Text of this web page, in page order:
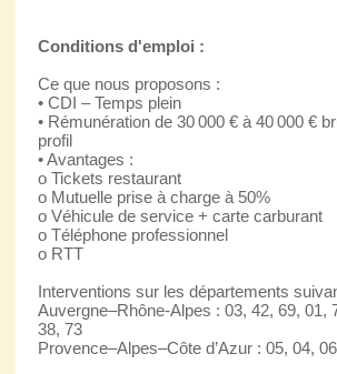
Conditions d'emploi :
Ce que nous proposons :
• CDI – Temps plein
• Rémunération de 30 000 € à 40 000 €
profil
• Avantages :
o Tickets restaurant
o Mutuelle prise à charge à 50%
o Véhicule de service + carte carburant
o Téléphone professionnel
o RTT
Interventions sur les départements
Auvergne–Rhône‑Alpes : 03, 42, 69, 01,
38, 73
Provence–Alpes–Côte d’Azur : 05, 04,